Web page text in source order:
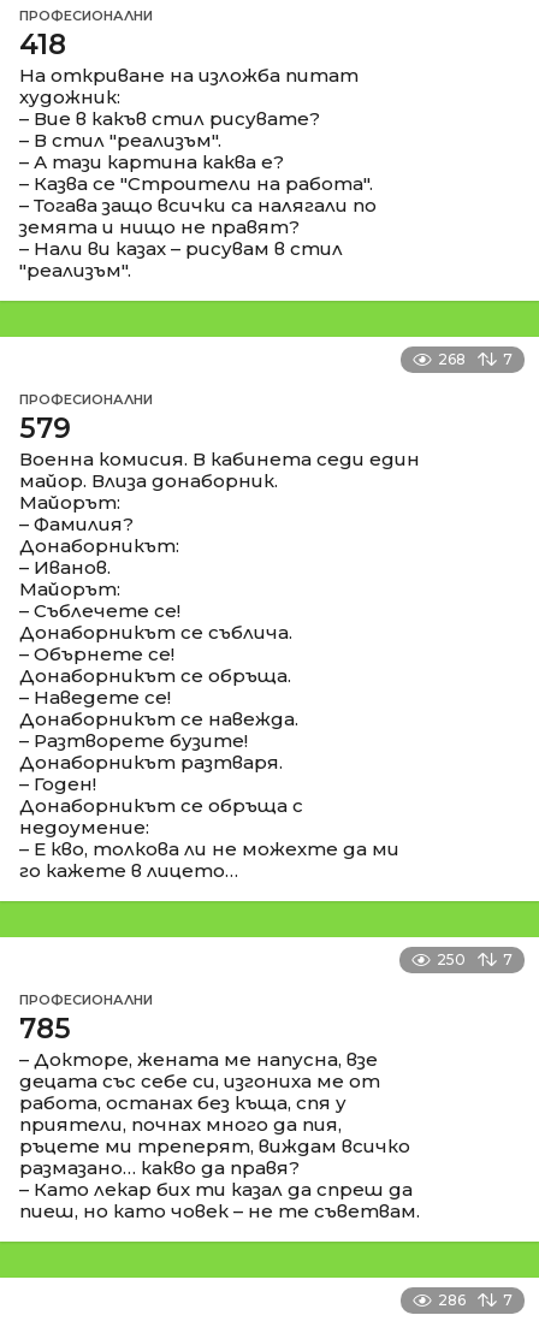
ПРОФЕСИОНАЛНИ
418
На откриване на изложба питат
художник:
– Вие в какъв стил рисувате?
– В стил "реализъм".
– А тази картина каква е?
– Казва се "Строители на работа".
– Тогава защо всички са налягали по
земята и нищо не правят?
– Нали ви казах – рисувам в стил
"реализъм".
268 7
ПРОФЕСИОНАЛНИ
579
Военна комисия. В кабинета седи един
майор. Влиза донаборник.
Майорът:
– Фамилия?
Донаборникът:
– Иванов.
Майорът:
– Съблечете се!
Донаборникът се съблича.
– Обърнете се!
Донаборникът се обръща.
– Наведете се!
Донаборникът се навежда.
– Разтворете бузите!
Донаборникът разтваря.
– Годен!
Донаборникът се обръща с
недоумение:
– Е кво, толкова ли не можехте да ми
го кажете в лицето…
250 7
ПРОФЕСИОНАЛНИ
785
– Докторе, жената ме напусна, взе
децата със себе си, изгониха ме от
работа, останах без къща, спя у
приятели, почнах много да пия,
ръцете ми треперят, виждам всичко
размазано… какво да правя?
– Като лекар бих ти казал да спреш да
пиеш, но като човек – не те съветвам.
286 7